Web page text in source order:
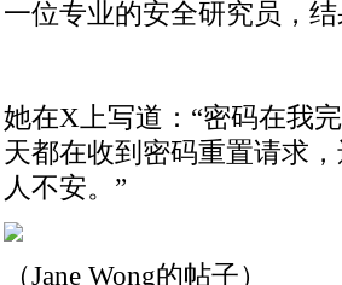
一位专业的安全研究员，
她在X上写道：“密码在我
天都在收到密码重置请求
人不安。”
（Jane Wong的帖子）